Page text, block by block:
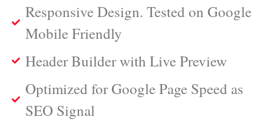
Responsive Design. Tested on Google
Mobile Friendly
Header Builder with Live Preview
Optimized for Google Page Speed as
SEO Signal